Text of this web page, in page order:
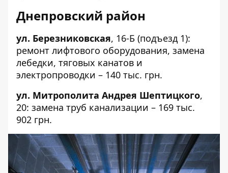
Днепровский район
ул. Березниковская, 16-Б (подъезд 1):
ремонт лифтового оборудования, замена
лебедки, тяговых канатов и
электропроводки – 140 тыс. грн.
ул. Митрополита Андрея Шептицкого,
20: замена труб канализации – 169 тыс.
902 грн.